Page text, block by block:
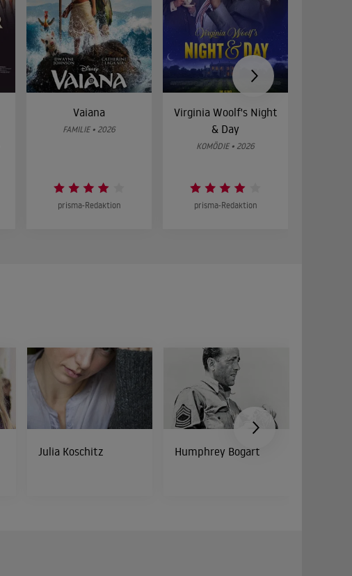
Vaiana
FAMILIE • 2026
prisma-Redaktion
Virginia Woolf's Night
& Day
KOMÖDIE • 2026
prisma-Redaktion
Julia Koschitz Humphrey Bogart